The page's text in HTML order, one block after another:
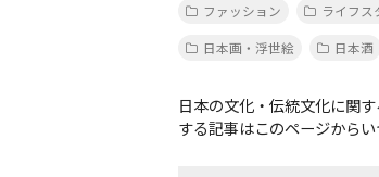
ファッション
ライフス
日本画・浮世絵
日本酒
日本の文化・伝統文化に関
する記事はこのページからい